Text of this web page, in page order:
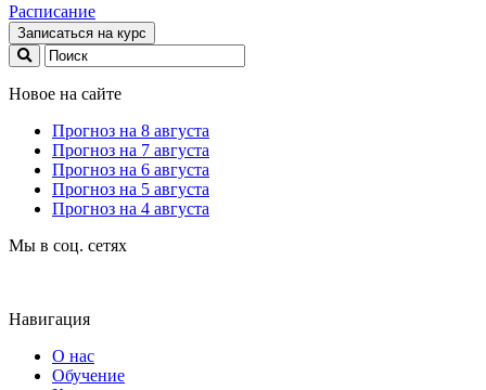
Расписание
Записаться на курс
Новое на сайте
Прогноз на 8 августа
Прогноз на 7 августа
Прогноз на 6 августа
Прогноз на 5 августа
Прогноз на 4 августа
Мы в соц. сетях
Навигация
О нас
Обучение